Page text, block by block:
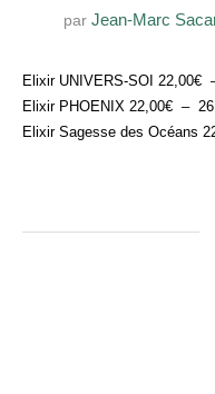
par Jean-Marc
Elixir UNIVERS-SOI 22,00€
Elixir PHOENIX 22,00€ –
Elixir Sagesse des Océans